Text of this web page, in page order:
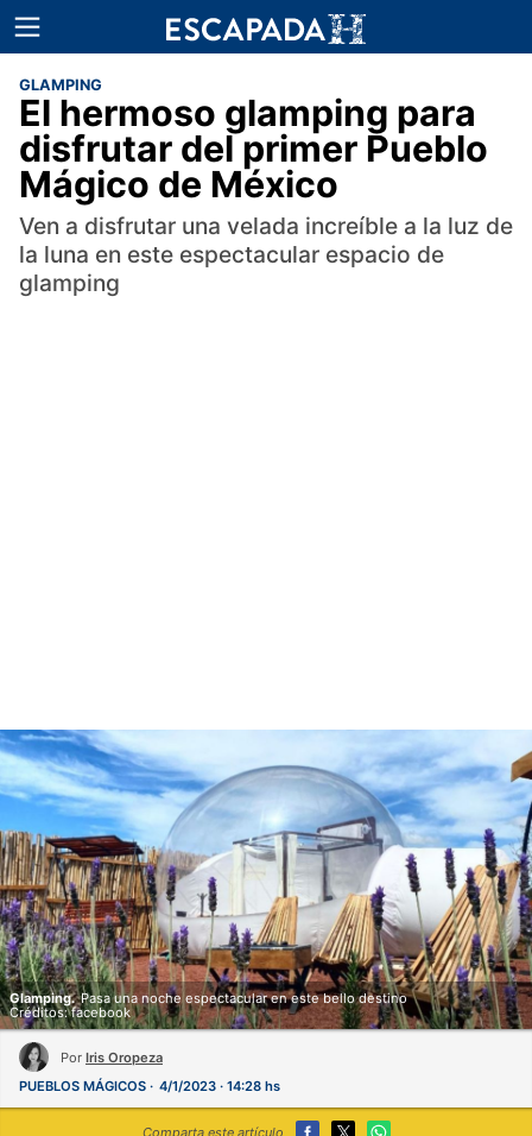
GLAMPING
El hermoso glamping para
disfrutar del primer Pueblo
Mágico de México
Ven a disfrutar una velada increíble a la luz de
la luna en este espectacular espacio de
glamping
Glamping. Pasa una noche espectacular en este bello destino
Créditos: facebook
Por Iris Oropeza
PUEBLOS MÁGICOS
4/1/2023 · 14:28 hs
Comparta este artículo